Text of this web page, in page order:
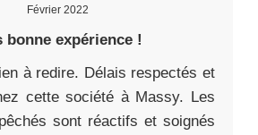
Février 2022
bonne expérience !
à redire. Délais respectés et
cette société à Massy. Les
sont réactifs et soignés